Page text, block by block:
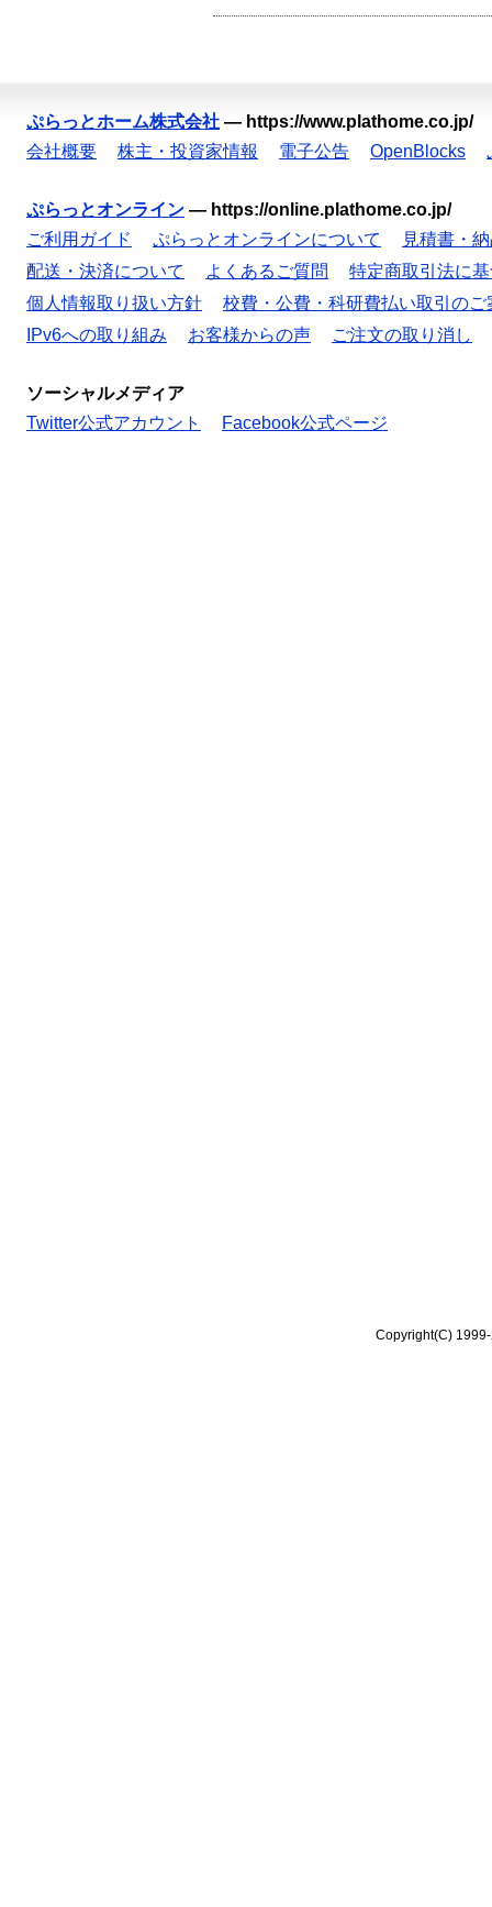
ぷらっとホーム株式会社 — https://www.plathome.co.jp/
会社概要
株主・投資家情報 電子公告 OpenBlocks
ぷらっとオンライン — https://online.plathome.co.jp/
ご利用ガイド
ぷらっとオンラインについて
見積書・
配送・決済について
よくあるご質問
特定商取引法に
個人情報取り扱い方針
校費・公費・科研費払い取引のご
IPv6への取り組み
お客様からの声 ご注文の取り消し
ソーシャルメディア
Twitter公式アカウント
Facebook公式ページ
Copyright(C)